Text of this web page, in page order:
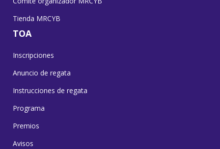
Tienda MRCYB
TOA
Inscripciones
Anuncio de regata
Instrucciones de regata
Programa
Premios
Avisos